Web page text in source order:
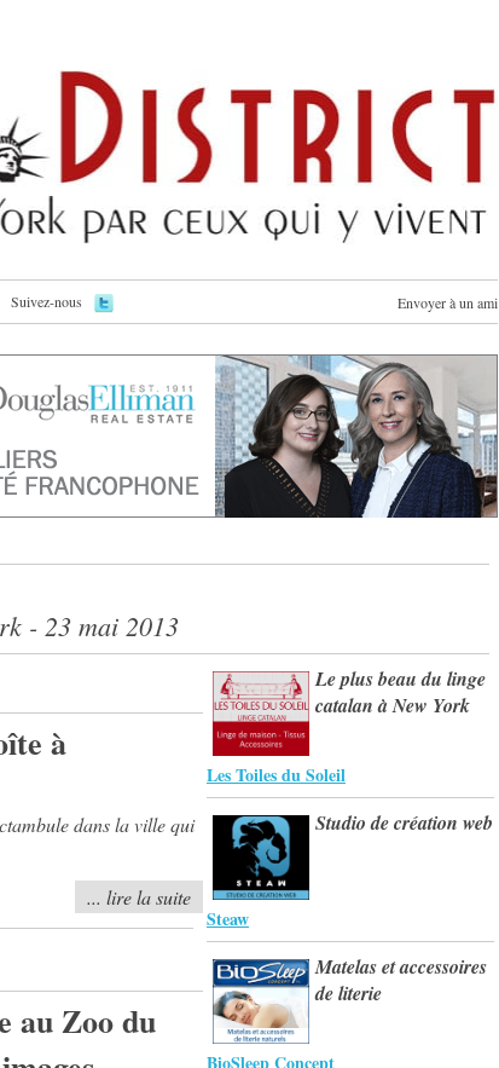
Suivez-nous Envoyer à un ami
- 23 mai 2013
à
dans la ville qui
... lire la suite
au Zoo du
Le plus beau du linge
catalan à New York
Les Toiles du Soleil
Studio de création web
Steaw
Matelas et accessoires
de literie
BioSleep Concept